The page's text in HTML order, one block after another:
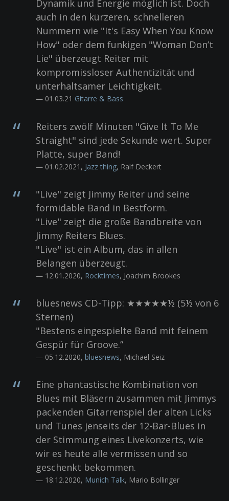
Dynamik und Energie möglich ist. Doch
auch in den kürzeren, schnelleren
Nummern wie "It's Easy When You Know
How" oder dem funkigen "Woman Don’t
Lie" überzeugt Reiter mit
kompromissloser Authentizität und
unterhaltsamer Leichtigkeit.
— 01.03.21 Gitarre & Bass
Reiters zwölf Minuten "Give It To Me
Straight" sind jede Sekunde wert. Super
Platte, super Band!
— 01.02.2021, Jazz thing, Ralf Deckert
"Live" zeigt Jimmy Reiter und seine
formidable Band in Bestform.
"Live" zeigt die große Bandbreite von
Jimmy Reiters Blues.
"Live" ist ein Album, das in allen
Belangen überzeugt.
— 12.01.2020, Rocktimes, Joachim Brookes
bluesnews CD-Tipp: ★★★★★½ (5½ von 6
Sternen)
"Bestens eingespielte Band mit feinem
Gespür für Groove.”
— 05.12.2020, bluesnews, Michael Seiz
Eine phantastische Kombination von
Blues mit Bläsern zusammen mit Jimmys
packenden Gitarrenspiel der alten Licks
und Tunes jenseits der 12-Bar-Blues in
der Stimmung eines Livekonzerts, wie
wir es heute alle vermissen und so
geschenkt bekommen.
— 18.12.2020, Munich Talk, Mario Bollinger